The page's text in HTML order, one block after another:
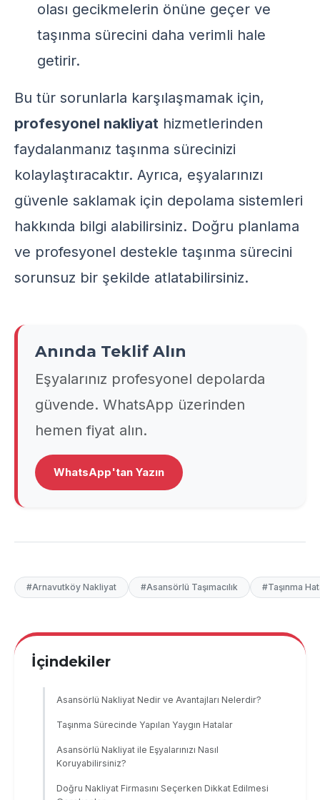
olası gecikmelerin önüne geçer ve
taşınma sürecini daha verimli hale
getirir.
Bu tür sorunlarla karşılaşmamak için,
profesyonel nakliyat hizmetlerinden
faydalanmanız taşınma sürecinizi
kolaylaştıracaktır. Ayrıca, eşyalarınızı
güvenle saklamak için depolama sistemleri
hakkında bilgi alabilirsiniz. Doğru planlama
ve profesyonel destekle taşınma sürecini
sorunsuz bir şekilde atlatabilirsiniz.
Anında Teklif Alın
Eşyalarınız profesyonel depolarda
güvende. WhatsApp üzerinden
hemen fiyat alın.
WhatsApp'tan Yazın
#Arnavutköy Nakliyat #Asansörlü Taşımacılık #Taşınma
İçindekiler
Asansörlü Nakliyat Nedir ve Avantajları Nelerdir?
Taşınma Sürecinde Yapılan Yaygın Hatalar
Asansörlü Nakliyat ile Eşyalarınızı Nasıl
Koruyabilirsiniz?
Doğru Nakliyat Firmasını Seçerken Dikkat Edilmesi